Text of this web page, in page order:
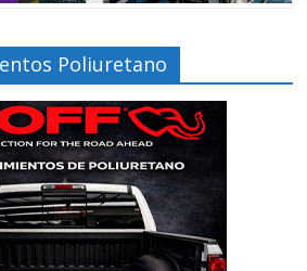
Poliuretano